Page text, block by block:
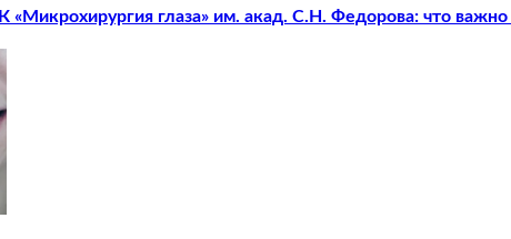
глаза» им. акад. С.Н. Федорова: что важно